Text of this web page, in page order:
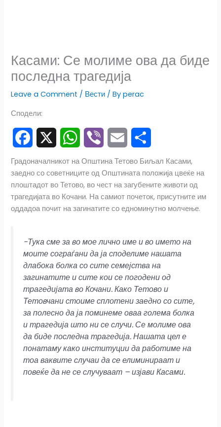
Касами: Се молиме ова да биде
последна трагедија
Leave a Comment / Вести / Byperac
Сподели:
F
a
c
e
X
W
h
a
A
p
p
V
i
b
E
m
a
S
h
a
Градоначалникот на Општина Тетово Биљал Касами,
заедно со советниците од Општината положија цвеќе на
плоштадот во Тетово, во чест на загубените животи од
трагедијата во Кочани. На самиот почеток, присутните им
оддадоа почит на загинатите со едноминутно молчење.
-Тука сме за во мое лично име и во името на
моите сограѓани да ја споделиме нашата
длабока болка со сите семејства на
загинатите и сите кои се погодени од
трагедијата во Кочани. Како Тетово и
Тетовчани стоиме сплотени заедно со сите,
за полесно да ја поминеме оваа голема болка
и трагедија што ни се случи. Се молиме ова
да биде последна трагедија. Нашата цел е
понатаму како институции да работиме на
тоа ваквите случаи да се елиминираат и
повеќе да не се случуваат – изјави Касами.